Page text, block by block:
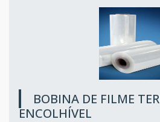
BOBINA DE FILME
ENCOLHÍVEL